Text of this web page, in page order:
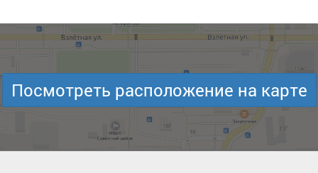
Посмотреть расположение на карте